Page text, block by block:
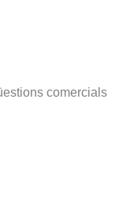
comercials